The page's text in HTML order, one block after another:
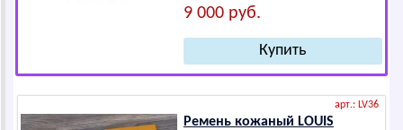
9 000 руб.
арт.: LV36
Ремень кожаный LОUIS